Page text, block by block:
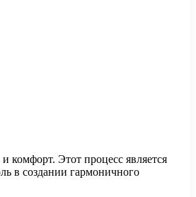
комфорт. Этот процесс является
в создании гармоничного